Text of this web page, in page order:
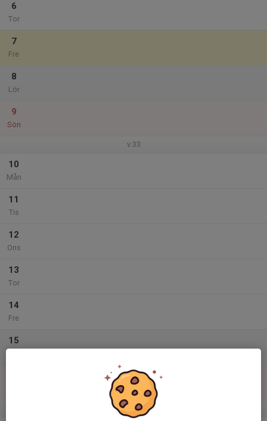
6
Tor
7
Fre
8
Lör
9
Sön
v.33
10
Mån
11
Tis
12
Ons
13
Tor
14
Fre
15
v.34